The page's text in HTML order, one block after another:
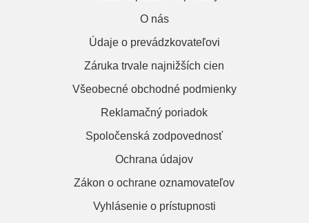
O nás
Údaje o prevádzkovateľovi
Záruka trvale najnižších cien
Všeobecné obchodné podmienky
Reklamačný poriadok
Spoločenská zodpovednosť
Ochrana údajov
Zákon o ochrane oznamovateľov
Vyhlásenie o prístupnosti